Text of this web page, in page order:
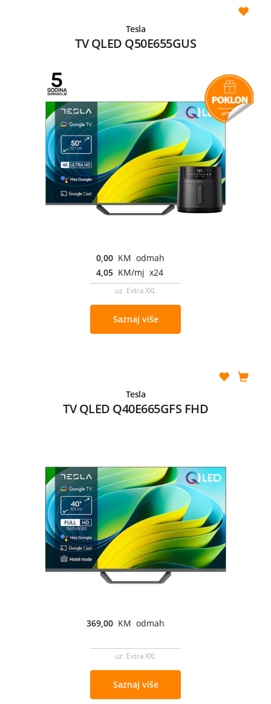
Tesla
TV QLED Q50E655GUS
0,00 KM odmah
4,05 KM/mj x24
uz Extra XXL
Saznaj više
Tesla
TV QLED Q40E665GFS FHD
369,00 KM odmah
uz Extra XXL
Saznaj više